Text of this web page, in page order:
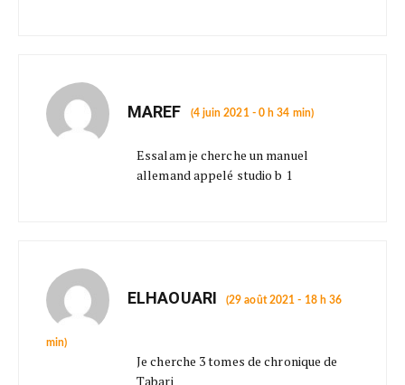
MAREF (4 juin 2021 - 0 h 34 min)
Essalam je cherche un manuel
allemand appelé studio b 1
ELHAOUARI (29 août 2021 - 18 h 36
min)
Je cherche 3 tomes de chronique de
Tabari